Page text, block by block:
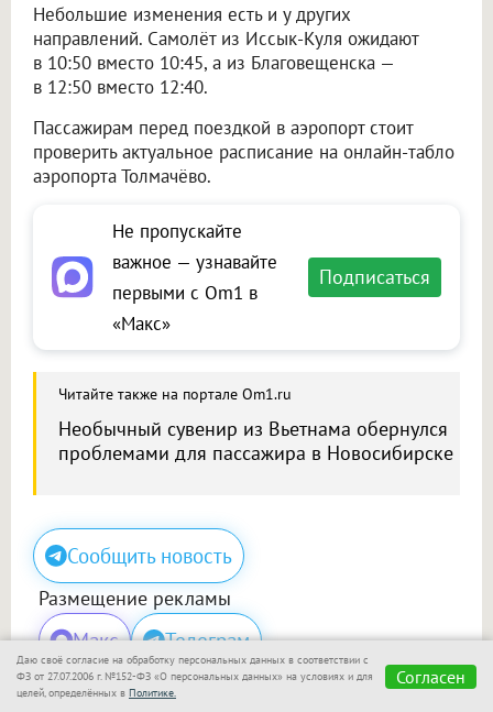
Небольшие изменения есть и у других
направлений. Самолёт из Иссык-Куля ожидают
в 10:50 вместо 10:45, а из Благовещенска —
в 12:50 вместо 12:40.
Пассажирам перед поездкой в аэропорт стоит
проверить актуальное расписание на онлайн-табло
аэропорта Толмачёво.
Не пропускайте
важное — узнавайте
первыми с Om1 в
«Макс»
Подписаться
Читайте также на портале Om1.ru
Необычный сувенир из Вьетнама обернулся
проблемами для пассажира в Новосибирске
Сообщить новость
Размещение рекламы
Макс Телеграм
Даю своё согласие на обработку персональных данных в соответствии с
ФЗ от 27.07.2006 г. №152-ФЗ «О персональных данных» на условиях и для
целей, определённых в Политике.
Согласен